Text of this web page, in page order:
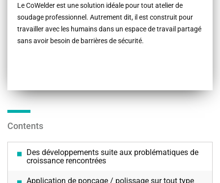
Le CoWelder est une solution idéale pour tout atelier de
soudage professionnel. Autrement dit, il est construit pour
travailler avec les humains dans un espace de travail partagé
sans avoir besoin de barrières de sécurité.
Contents
Des développements suite aux problématiques de
croissance rencontrées
Application de ponçage / polissage sur tout type